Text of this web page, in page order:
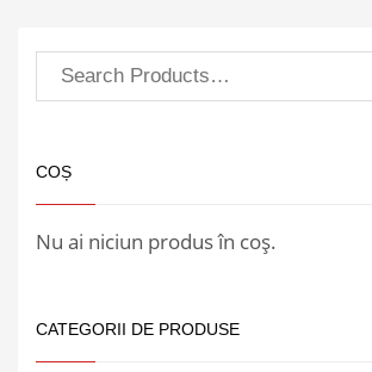
COȘ
Nu ai niciun produs în coș.
CATEGORII DE PRODUSE